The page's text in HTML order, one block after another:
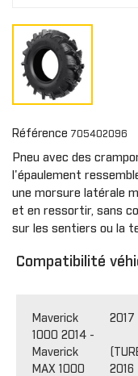
Référence 705402096
Pneu avec des
l'épaulement
une morsure latérale
et en ressortir, sans
sur les sentiers ou la
Compatibilité
Maverick
1000 2014 -
2017
Maverick
MAX 1000
(TURBO)
2016